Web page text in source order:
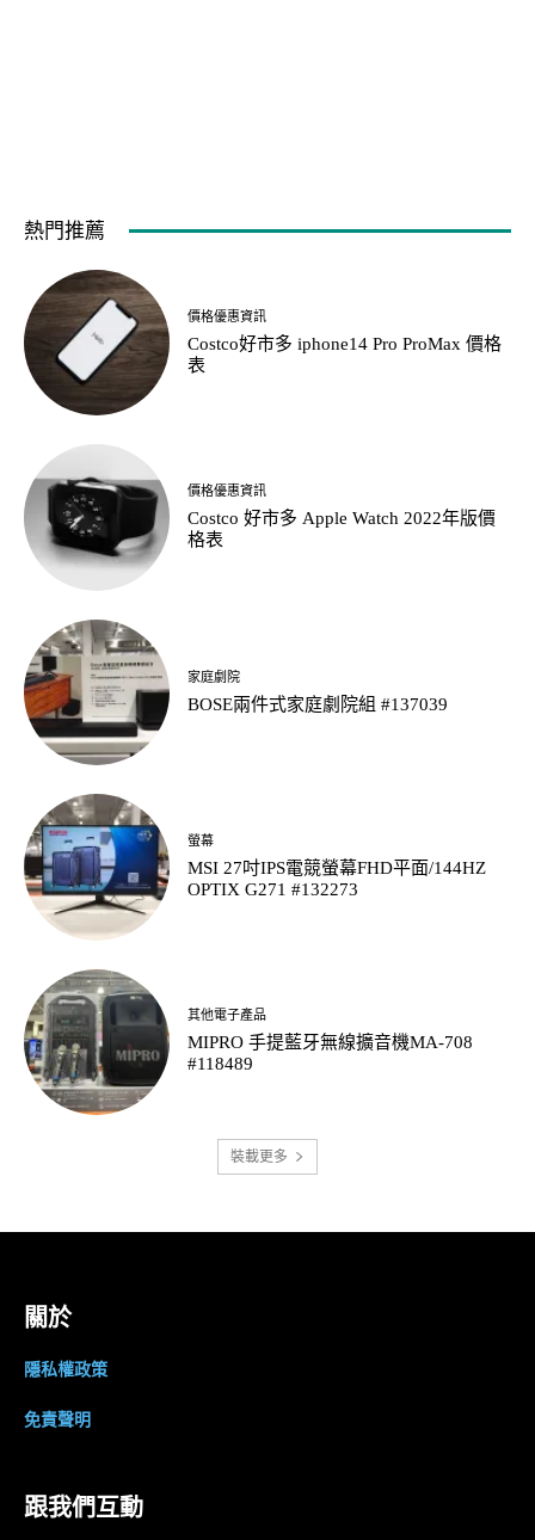
熱門推薦
價格優惠資訊
Costco好市多 iphone14 Pro ProMax 價格
表
價格優惠資訊
Costco 好市多 Apple Watch 2022年版價
格表
家庭劇院
BOSE兩件式家庭劇院組 #137039
螢幕
MSI 27吋IPS電競螢幕FHD平面/144HZ
OPTIX G271 #132273
其他電子產品
MIPRO 手提藍牙無線擴音機MA-708
#118489
裝載更多
關於
隱私權政策
免責聲明
跟我們互動